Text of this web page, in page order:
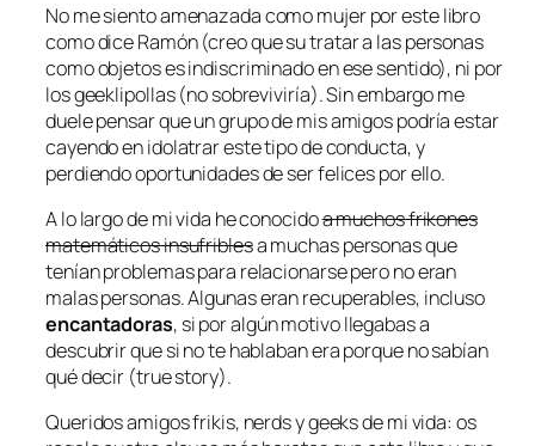
No me siento amenazada como mujer por este libro
como dice Ramón (creo que su tratar a las personas
como objetos es indiscriminado en ese sentido), ni por
los geeklipollas (no sobreviviría). Sin embargo me
duele pensar que un grupo de mis amigos podría estar
cayendo en idolatrar este tipo de conducta, y
perdiendo oportunidades de ser felices por ello.
A lo largo de mi vida he conocidoa muchos frikones
matemáticos insufriblesa muchas personas que
tenían problemas para relacionarse pero no eran
malas personas. Algunas eranrecuperables, incluso
encantadoras, si por algún motivo llegabas a
descubrir que si no te hablaban era porque no sabían
qué decir (true story).
Queridos amigos frikis, nerds y geeks de mi vida: os